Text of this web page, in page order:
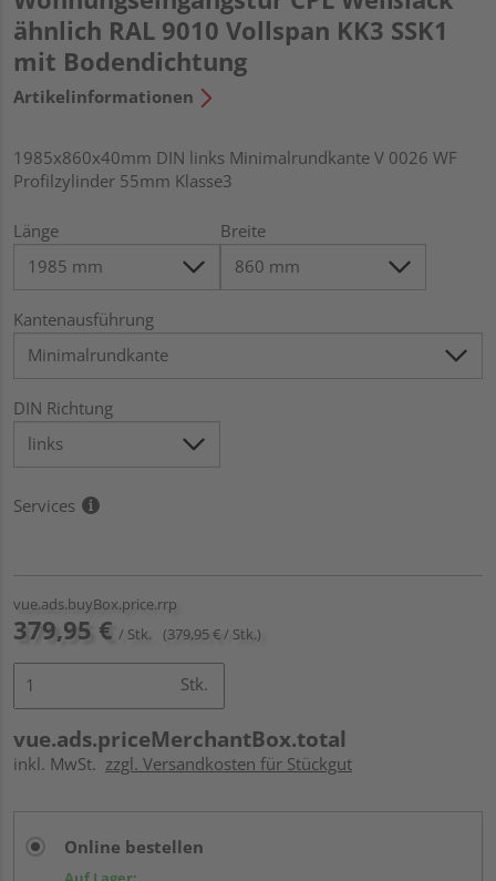
ähnlich RAL 9010 Vollspan KK3 SSK1
mit Bodendichtung
Artikelinformationen
1985x860x40mm DIN links Minimalrundkante V 0026 WF
Profilzylinder 55mm Klasse3
Länge Breite
Kantenausführung
DIN Richtung
Services
vue.ads.buyBox.price.rrp
379,95 € / Stk. (379,95 € / Stk.)
Stk.
vue.ads.priceMerchantBox.total
inkl. MwSt. zzgl. Versandkosten für Stückgut
Online bestellen